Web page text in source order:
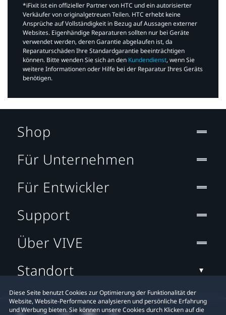
*iFixit ist ein offizieller Partner von HTC und ein autorisierter
Verkäufer von originalgetreuen Teilen. HTC erhebt keine
Ansprüche auf Vollständigkeit in Bezug auf Aussagen externer
Websites. Eigenhändige Reparaturen sollten nur bei Geräte
verwendet werden, deren Garantie abgelaufen ist, da
Reparaturschäden Ihre Standardgarantie beeinträchtigen
können. Bitte wenden Sie sich an den Kundendienst, wenn Sie
weitere Informationen oder Hilfe bei der Reparatur Ihres Geräts
benötigen.​
Diese Seite benutzt Cookies zur Optimierung der Funktionalität der
Website, Website-Performance analysieren und persönliche Erfahrung
und Werbung bieten. Sie können unsere Cookies durch Klicken auf die
Shop
Für Unternehmen
Für Entwickler
Support
Über VIVE
Standort